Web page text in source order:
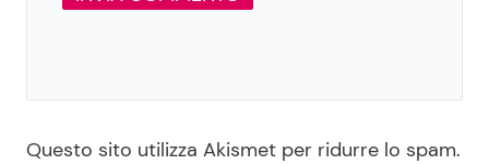
Questo sito utilizza Akismet per ridurre lo spam.